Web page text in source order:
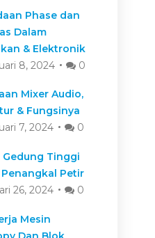
Phase dan
Dalam
& Elektronik
8, 2024
0
Mixer Audio,
& Fungsinya
7, 2024
0
Gedung Tinggi
Petir
26, 2024
0
Mesin